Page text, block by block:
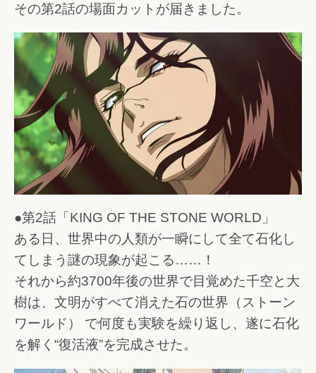
その第2話の場面カットが届きました。
●第2話「KING OF THE STONE WORLD」
ある日、世界中の人類が一瞬にして全て石化し
てしまう謎の現象が起こる……！
それから約3700年後の世界で目覚めた千空と大
樹は、文明がすべて消えた石の世界（ストーン
ワールド） で何度も実験を繰り返し、遂に石化
を解く“復活液”を完成させた。